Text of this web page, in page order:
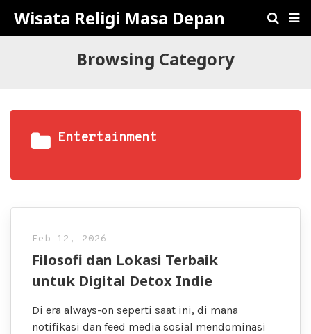
Wisata Religi Masa Depan
Browsing Category
Entertainment
Feb 12, 2026
Filosofi dan Lokasi Terbaik
untuk Digital Detox Indie
Di era always-on seperti saat ini, di mana
notifikasi dan feed media sosial mendominasi